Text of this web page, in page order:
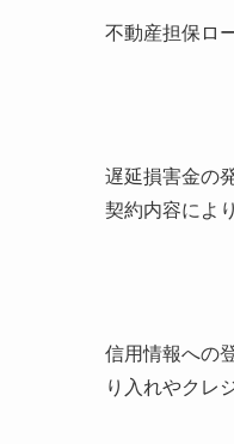
不動産担保ロ
遅延損害金の
契約内容によ
信用情報への
り入れやクレ